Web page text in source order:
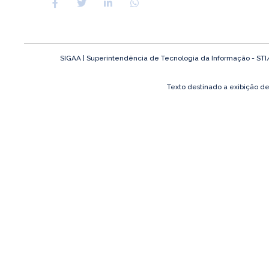
SIGAA | Superintendência de Tecnologia da Informação -
Texto destinado a exibição